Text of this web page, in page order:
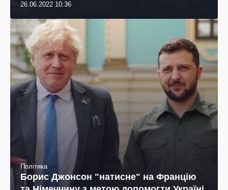
26.06.2022 10:36
Політика
Борис Джонсон "натисне" на Францію